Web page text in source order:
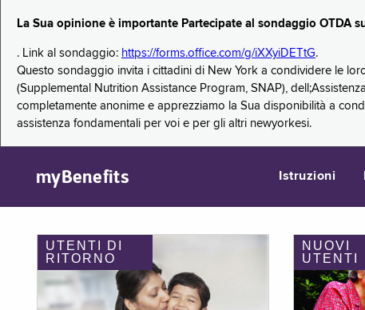
La Sua opinione è importante Partecipate al sondaggio OTDA
. Link al sondaggio: https://forms.office.com/g/iXXyiDETtG.
Questo sondaggio invita i cittadini di New York a condividere le
(Supplemental Nutrition Assistance Program, SNAP),
completamente anonime e apprezziamo la Sua disponibilità a
assistenza fondamentali per voi e per gli altri newyorkesi.
myBenefits Istruzioni
UTENTI DI
RITORNO
NUOVI
UTENTI